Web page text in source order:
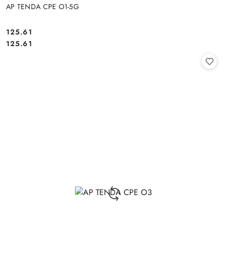
AP TENDA CPE O1-5G
Cena:
125.61
Cena:
125.61